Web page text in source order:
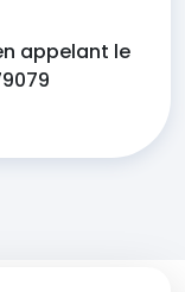
appelant le